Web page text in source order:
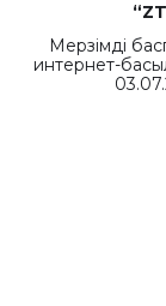
Мерзімді
интернет-